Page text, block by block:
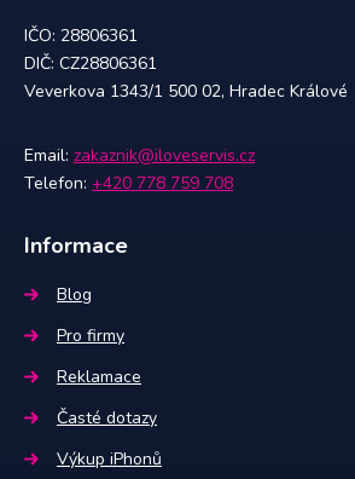
IČO: 28806361
DIČ: CZ28806361
Veverkova 1343/1 500 02, Hradec Králové
Email: zakaznik@iloveservis.cz
Telefon: +420 778 759 708
Informace
Blog
Pro firmy
Reklamace
Časté dotazy
Výkup iPhonů